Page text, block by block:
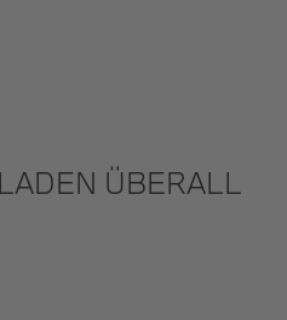
ÜBERALL